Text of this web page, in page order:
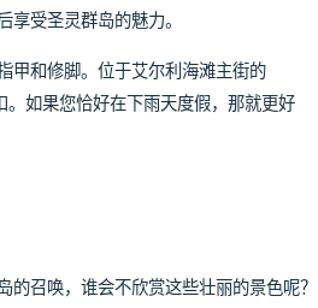
受圣灵群岛的魅力。
甲和修脚。位于艾尔利海滩主街的
如果您恰好在下雨天度假，那就更好
召唤，谁会不欣赏这些壮丽的景色呢？